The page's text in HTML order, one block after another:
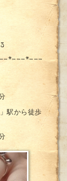
*---*---
駅から徒歩